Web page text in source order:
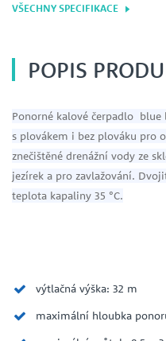
VŠECHNY SPECIFIKACE
POPIS
Ponorné kalové čerpadlo blue
s plovákem i bez plováku pro
znečištěné drenážní vody ze
jezírek a pro zavlažování.
teplota kapaliny 35 °C.
výtlačná výška: 32 m
maximální hloubka